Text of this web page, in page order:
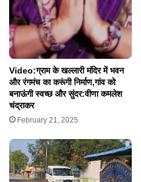
Video:ग्राम के खल्लारी मंदिर में भवन
और रंगमंच का करूंगी निर्माण,गांव को
बनाऊंगी स्वच्छ और सुंदर:वीणा कमलेश
चंद्राकर
February 21, 2025